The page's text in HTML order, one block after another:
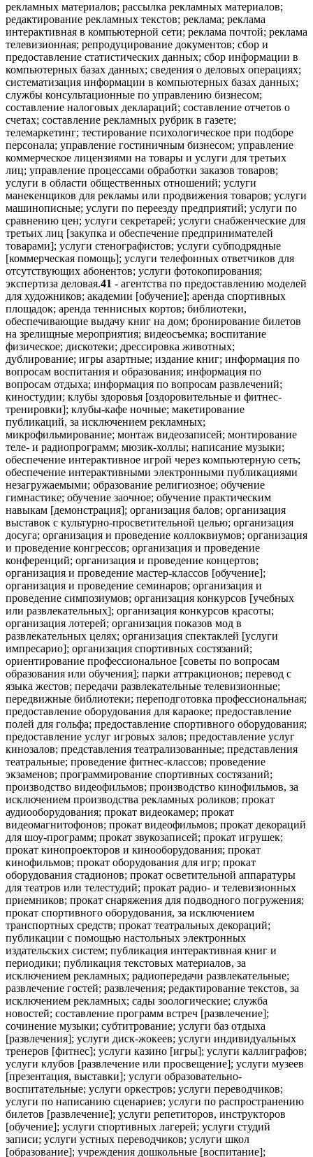
рекламных материалов; рассылка рекламных материалов;
редактирование рекламных текстов; реклама; реклама
интерактивная в компьютерной сети; реклама почтой; реклама
телевизионная; репродуцирование документов; сбор и
предоставление статистических данных; сбор информации в
компьютерных базах данных; сведения о деловых операциях;
систематизация информации в компьютерных базах данных;
службы консультационные по управлению бизнесом;
составление налоговых деклараций; составление отчетов о
счетах; составление рекламных рубрик в газете;
телемаркетинг; тестирование психологическое при подборе
персонала; управление гостиничным бизнесом; управление
коммерческое лицензиями на товары и услуги для третьих
лиц; управление процессами обработки заказов товаров;
услуги в области общественных отношений; услуги
манекенщиков для рекламы или продвижения товаров; услуги
машинописные; услуги по переезду предприятий; услуги по
сравнению цен; услуги секретарей; услуги снабженческие для
третьих лиц [закупка и обеспечение предпринимателей
товарами]; услуги стенографистов; услуги субподрядные
[коммерческая помощь]; услуги телефонных ответчиков для
отсутствующих абонентов; услуги фотокопирования;
экспертиза деловая.41 - агентства по предоставлению моделей
для художников; академии [обучение]; аренда спортивных
площадок; аренда теннисных кортов; библиотеки,
обеспечивающие выдачу книг на дом; бронирование билетов
на зрелищные мероприятия; видеосъемка; воспитание
физическое; дискотеки; дрессировка животных;
дублирование; игры азартные; издание книг; информация по
вопросам воспитания и образования; информация по
вопросам отдыха; информация по вопросам развлечений;
киностудии; клубы здоровья [оздоровительные и фитнес-
тренировки]; клубы-кафе ночные; макетирование
публикаций, за исключением рекламных;
микрофильмирование; монтаж видеозаписей; монтирование
теле- и радиопрограмм; мюзик-холлы; написание музыки;
обеспечение интерактивное игрой через компьютерную сеть;
обеспечение интерактивными электронными публикациями
незагружаемыми; образование религиозное; обучение
гимнастике; обучение заочное; обучение практическим
навыкам [демонстрация]; организация балов; организация
выставок с культурно-просветительной целью; организация
досуга; организация и проведение коллоквиумов; организация
и проведение конгрессов; организация и проведение
конференций; организация и проведение концертов;
организация и проведение мастер-классов [обучение];
организация и проведение семинаров; организация и
проведение симпозиумов; организация конкурсов [учебных
или развлекательных]; организация конкурсов красоты;
организация лотерей; организация показов мод в
развлекательных целях; организация спектаклей [услуги
импресарио]; организация спортивных состязаний;
ориентирование профессиональное [советы по вопросам
образования или обучения]; парки аттракционов; перевод с
языка жестов; передачи развлекательные телевизионные;
передвижные библиотеки; переподготовка профессиональная;
предоставление оборудования для караоке; предоставление
полей для гольфа; предоставление спортивного оборудования;
предоставление услуг игровых залов; предоставление услуг
кинозалов; представления театрализованные; представления
театральные; проведение фитнес-классов; проведение
экзаменов; программирование спортивных состязаний;
производство видеофильмов; производство кинофильмов, за
исключением производства рекламных роликов; прокат
аудиооборудования; прокат видеокамер; прокат
видеомагнитофонов; прокат видеофильмов; прокат декораций
для шоу-программ; прокат звукозаписей; прокат игрушек;
прокат кинопроекторов и кинооборудования; прокат
кинофильмов; прокат оборудования для игр; прокат
оборудования стадионов; прокат осветительной аппаратуры
для театров или телестудий; прокат радио- и телевизионных
приемников; прокат снаряжения для подводного погружения;
прокат спортивного оборудования, за исключением
транспортных средств; прокат театральных декораций;
публикации с помощью настольных электронных
издательских систем; публикация интерактивная книг и
периодики; публикация текстовых материалов, за
исключением рекламных; радиопередачи развлекательные;
развлечение гостей; развлечения; редактирование текстов, за
исключением рекламных; сады зоологические; служба
новостей; составление программ встреч [развлечение];
сочинение музыки; субтитрование; услуги баз отдыха
[развлечения]; услуги диск-жокеев; услуги индивидуальных
тренеров [фитнес]; услуги казино [игры]; услуги каллиграфов;
услуги клубов [развлечение или просвещение]; услуги музеев
[презентация, выставки]; услуги образовательно-
воспитательные; услуги оркестров; услуги переводчиков;
услуги по написанию сценариев; услуги по распространению
билетов [развлечение]; услуги репетиторов, инструкторов
[обучение]; услуги спортивных лагерей; услуги студий
записи; услуги устных переводчиков; услуги школ
[образование]; учреждения дошкольные [воспитание];